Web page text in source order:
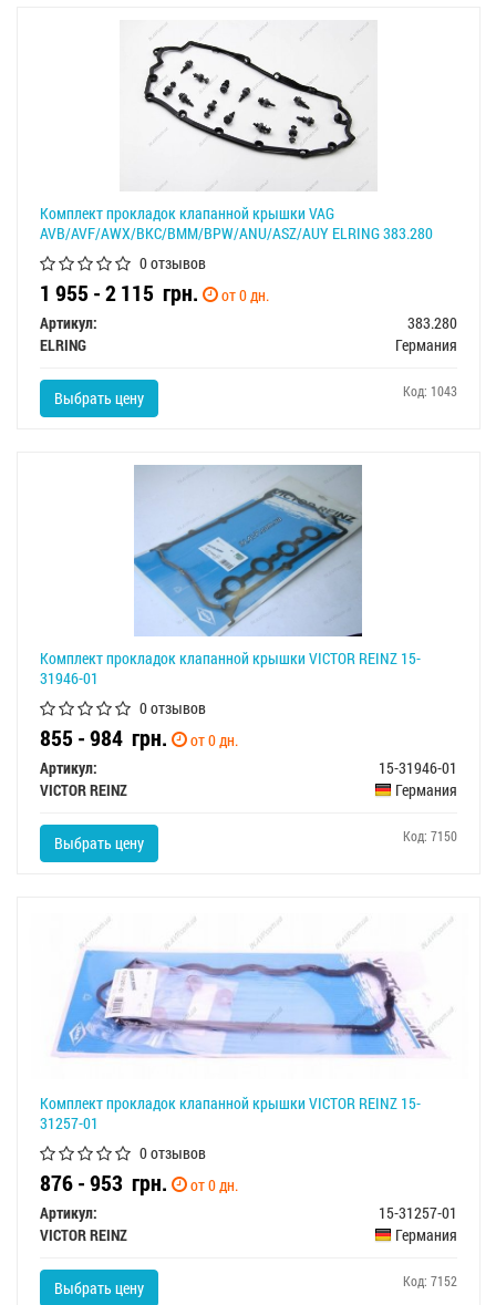
Комплект прокладок клапанной крышки VAG
AVB/AVF/AWX/BKC/BMM/BPW/ANU/ASZ/AUY ELRING 383.280
0 отзывов
1 955 - 2 115 грн.
от 0 дн.
Артикул:
383.280
ELRING
Германия
Выбрать цену Код: 1043
Комплект прокладок клапанной крышки VICTOR REINZ 15-
31946-01
0 отзывов
855 - 984 грн.
от 0 дн.
Артикул:
15-31946-01
VICTOR REINZ
Германия
Выбрать цену Код: 7150
Комплект прокладок клапанной крышки VICTOR REINZ 15-
31257-01
0 отзывов
876 - 953 грн.
от 0 дн.
Артикул:
15-31257-01
VICTOR REINZ
Германия
Выбрать цену Код: 7152